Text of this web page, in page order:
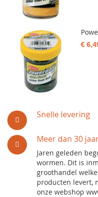
Snelle levering
Meer dan 30
Jaren geleden
wormen. Dit is
groothandel
producten levert,
onze webshop
€